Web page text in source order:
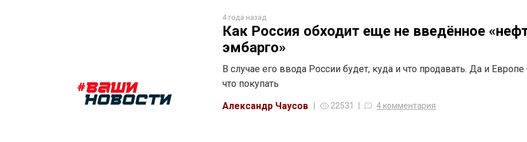
4 года назад
Как Россия обходит еще не введённое
эмбарго»
В случае его ввода России будет, куда и что продавать. Да и Европе
что покупать
Александр Чаусов
22531 4 комментария